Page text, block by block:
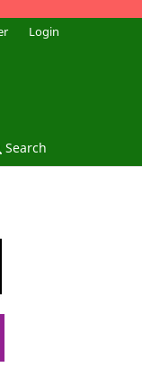
Search
Login